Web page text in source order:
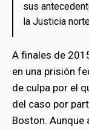
sus
la Justicia
A finales de
en una prisión
de culpa por el
del caso por
Boston. Aunque